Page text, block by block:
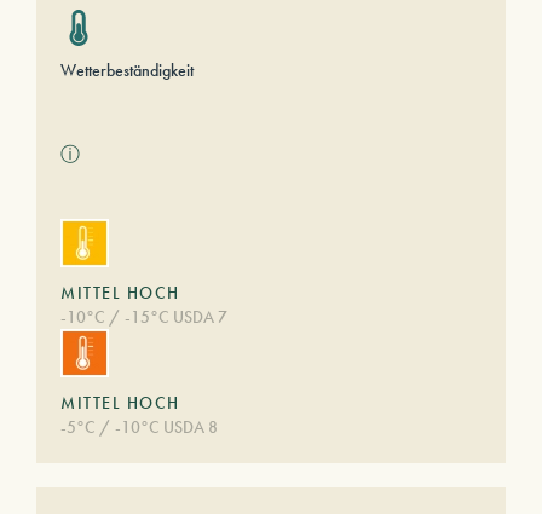
Wetterbeständigkeit
ⓘ
MITTEL HOCH
-10°C / -15°C USDA 7
MITTEL HOCH
-5°C / -10°C USDA 8